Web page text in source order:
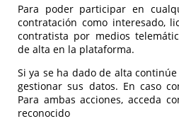
Para poder participar en
contratación como interesado,
contratista por medios
de alta en la plataforma.
Si ya se ha dado de alta
gestionar sus datos. En caso
Para ambas acciones, acceda
reconocido